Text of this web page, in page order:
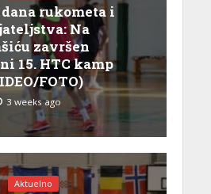
dana rukometa i
Na
završen
15. HTC kamp
FOTO)
3 weeks ago
Aktuelno